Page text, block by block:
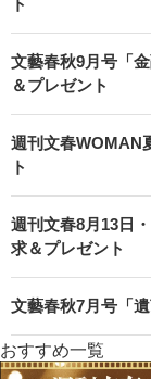
ト
文藝春秋9月号「
＆プレゼント
週刊文春WOMAN
ト
週刊文春8月13日
求＆プレゼント
文藝春秋7月号「
おすすめ一覧